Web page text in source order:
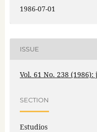
1986-07-01
ISSUE
Vol. 61 No. 238
SECTION
Estudios